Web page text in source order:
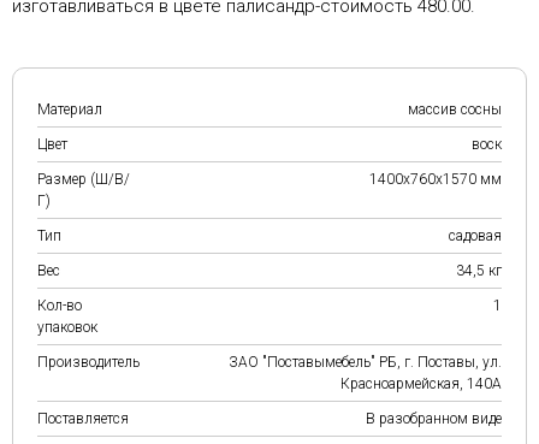
изготавливаться в цвете палисандр-стоимость 480.00.
Материал массив сосны
Цвет воск
Размер (Ш/В/
Г)
1400х760х1570 мм
Тип садовая
Вес 34,5 кг
Кол-во
упаковок
1
Производитель
ЗАО "Поставымебель" РБ, г. Поставы, ул.
Красноармейская, 140А
Поставляется В разобранном виде